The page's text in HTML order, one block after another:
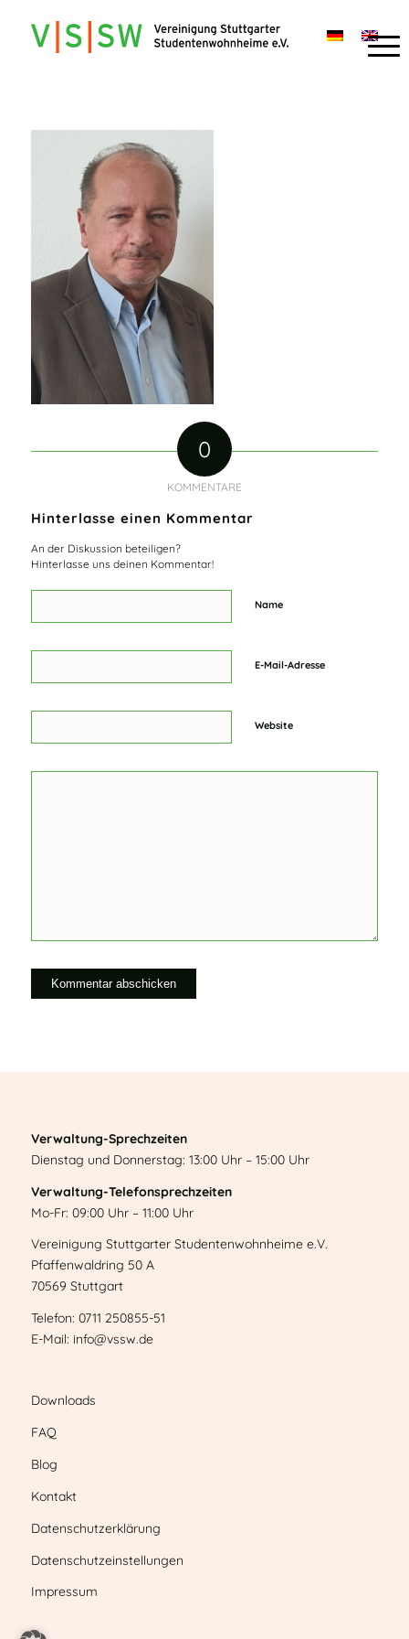
0
KOMMENTARE
Hinterlasse einen Kommentar
An der Diskussion beteiligen?
Hinterlasse uns deinen Kommentar!
Name
E-Mail-Adresse
Website
Verwaltung-Sprechzeiten
Dienstag und Donnerstag: 13:00 Uhr – 15:00 Uhr
Verwaltung-Telefonsprechzeiten
Mo-Fr: 09:00 Uhr – 11:00 Uhr
Vereinigung Stuttgarter Studentenwohnheime e.V.
Pfaffenwaldring 50 A
70569 Stuttgart
Telefon: 0711 250855-51
E-Mail: info@vssw.de
Downloads
FAQ
Blog
Kontakt
Datenschutzerklärung
Datenschutzeinstellungen
Impressum